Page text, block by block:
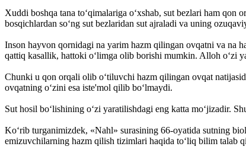
Xuddi boshqa tana to‘qimalariga o‘xshab, sut bezlari ham
bosqichlardan so‘ng sut bezlaridan sut ajraladi va uning
Inson hayvon qornidagi na yarim hazm qilingan ovqatni va na
qattiq kasallik, hattoki o‘limga olib borishi mumkin. Alloh o‘zi
Chunki u qon orqali olib o‘tiluvchi hazm qilingan ovqat
ovqatning o‘zini esa iste'mol qilib bo‘lmaydi.
Sut hosil bo‘lishining o‘zi yaratilishdagi eng katta mo‘jizadir.
Ko‘rib turganimizdek, «Nahl» surasining 66-oyatida sutning
emizuvchilarning hazm qilish tizimlari haqida to‘liq bilim talab